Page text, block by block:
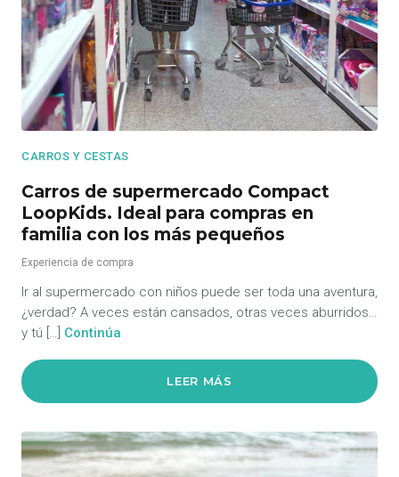
CARROS Y CESTAS
Carros de supermercado Compact
LoopKids. Ideal para compras en
familia con los más pequeños
Experiencia de compra
Ir al supermercado con niños puede ser toda una aventura,
¿verdad? A veces están cansados, otras veces aburridos…
y tú […] Continúa
LEER MÁS